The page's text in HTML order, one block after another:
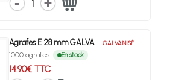
1
Agrafes E 28 mm GALVA GALVANISÉ
1000 agrafes En stock
14.90€ TTC